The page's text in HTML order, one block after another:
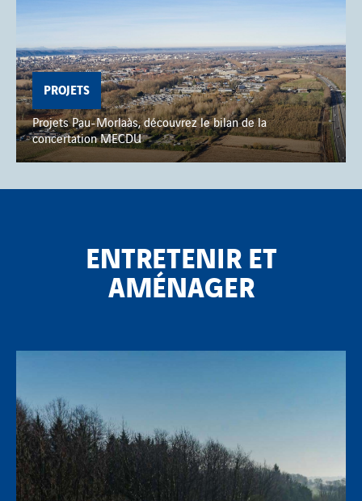
PROJETS
Projets Pau-Morlaàs, découvrez le bilan de la
concertation MECDU
ENTRETENIR ET
AMÉNAGER